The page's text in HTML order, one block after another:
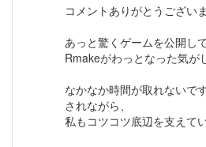
コメントありがとうございま
あっと驚くゲームを公開し
Rmakeがわっとなった気が
なかなか時間が取れないで
されながら、
私もコツコツ底辺を支えて